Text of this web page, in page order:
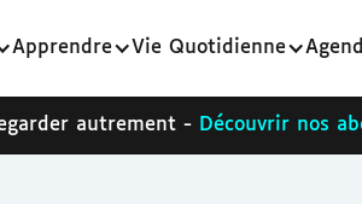
Apprendre Vie Quotidienne
autrement - Découvrir nos